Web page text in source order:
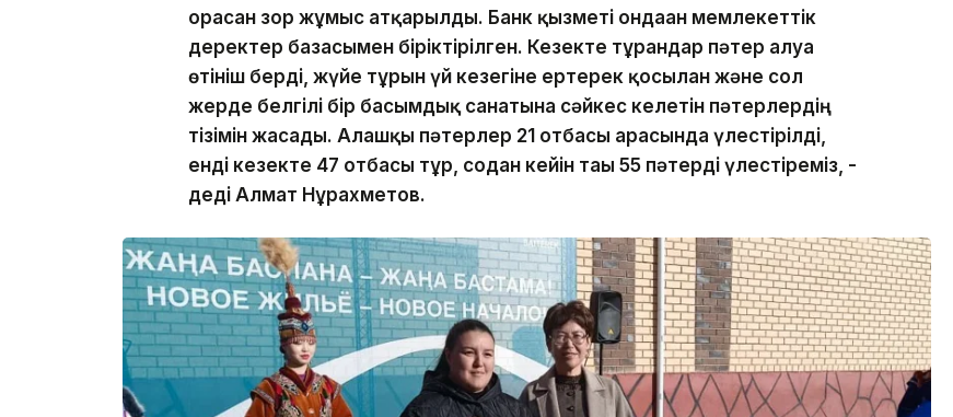
орасан зор жұмыс атқарылды. Банк қызметі ондаған мемлекеттік
деректер базасымен біріктірілген. Кезекте тұрғандар пәтер алуға
өтініш берді, жүйе тұрғын үй кезегіне ертерек қосылған және сол
жерде белгілі бір басымдық санатына сәйкес келетін пәтерлердің
тізімін жасады. Алғашқы пәтерлер 21 отбасы арасында үлестірілді,
енді кезекте 47 отбасы тұр, содан кейін тағы 55 пәтерді үлестіреміз, -
деді Алмат Нұрахметов.